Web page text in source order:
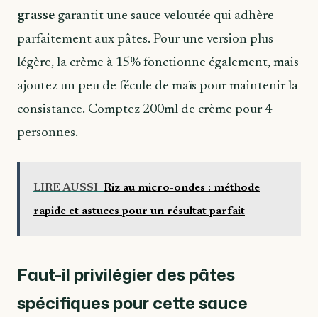
grasse garantit une sauce veloutée qui adhère
parfaitement aux pâtes. Pour une version plus
légère, la crème à 15% fonctionne également, mais
ajoutez un peu de fécule de maïs pour maintenir la
consistance. Comptez 200ml de crème pour 4
personnes.
LIRE AUSSI Riz au micro-ondes : méthode
rapide et astuces pour un résultat parfait
Faut-il privilégier des pâtes
spécifiques pour cette sauce